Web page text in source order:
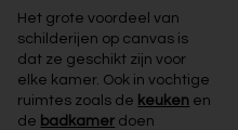
Het grote voordeel van
schilderijen op canvas is
dat ze geschikt zijn voor
elke kamer. Ook in vochtige
ruimtes zoals de keuken en
de badkamer doen